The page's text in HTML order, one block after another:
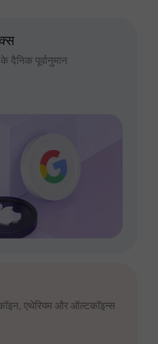
दैनिक पूर्वानुमान
एथेरियम और ऑल्टकॉइन्स